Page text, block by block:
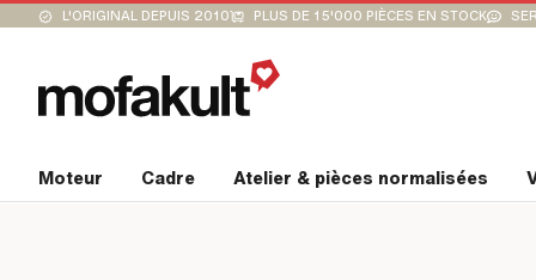
L'ORIGINAL DEPUIS 2010 PLUS DE 15'000 PIÈCES EN STOCK
Moteur Cadre Atelier & pièces normalisées